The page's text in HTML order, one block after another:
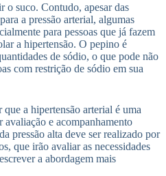
o suco. Contudo, apesar das
a pressão arterial, algumas
para pessoas que já fazem
a hipertensão. O pepino é
de sódio, o que pode não
com restrição de sódio em sua
a hipertensão arterial é uma
avaliação e acompanhamento
pressão alta deve ser realizado por
que irão avaliar as necessidades
a abordagem mais